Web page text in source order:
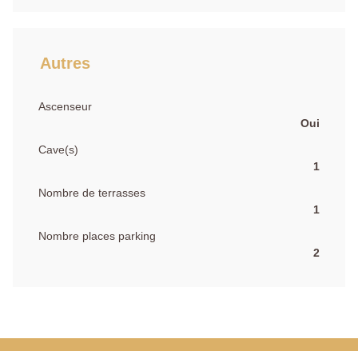
Autres
Ascenseur
Oui
Cave(s)
1
Nombre de terrasses
1
Nombre places parking
2